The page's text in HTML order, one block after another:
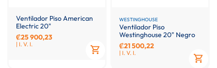
Ventilador Piso American
Electric 20"
₡25 900,23
| I. V. I.
WESTINGHOUSE
Ventilador Piso
Westinghouse 20" Negro
₡21 500,22
| I. V. I.